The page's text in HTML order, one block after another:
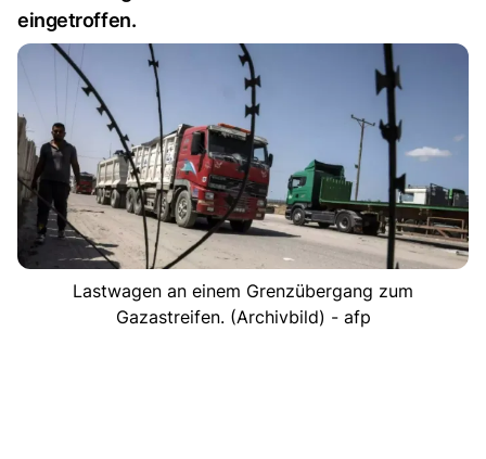
eingetroffen.
Lastwagen an einem Grenzübergang zum
Gazastreifen. (Archivbild) - afp